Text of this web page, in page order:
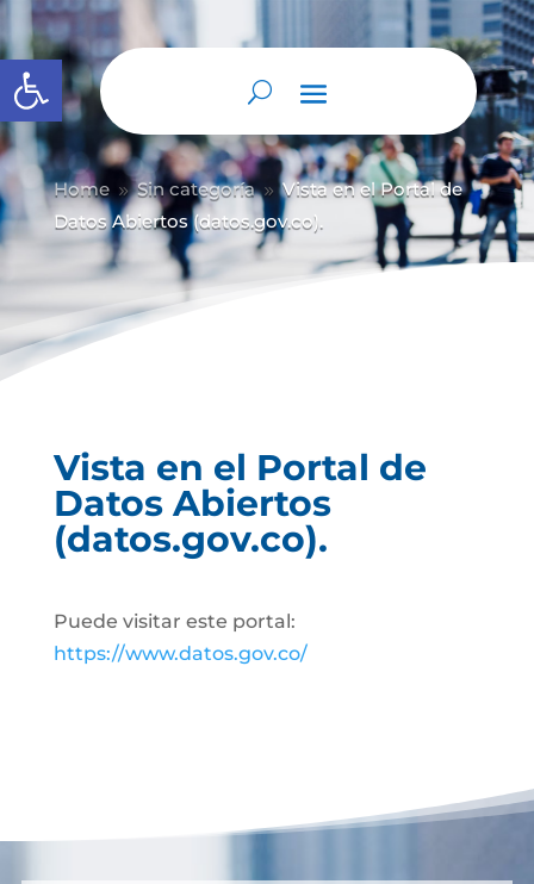
Abrir barra de herramientas
Home 9 Sin categoría 9 Vista en el Portal de
Datos Abiertos (datos.gov.co).
Vista en el Portal de
Datos Abiertos
(datos.gov.co).
Puede visitar este portal:
https://www.datos.gov.co/